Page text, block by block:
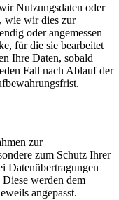
Nutzungsdaten oder
wie wir dies zur
oder angemessen
für die sie bearbeitet
Ihre Daten, sobald
Fall nach Ablauf der
zur
zum Schutz Ihrer
Datenübertragungen
werden dem
angepasst.